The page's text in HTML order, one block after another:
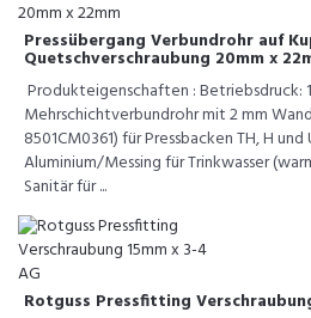
Pressübergang Verbundrohr auf
Quetschverschraubung 20mm x
Produkteigenschaften : Betriebsdruck:
Mehrschichtverbundrohr mit 2 mm
8501CM0361) für Pressbacken TH, H
Aluminium/Messing für Trinkwasser
Sanitär für ...
Rotguss Pressfitting